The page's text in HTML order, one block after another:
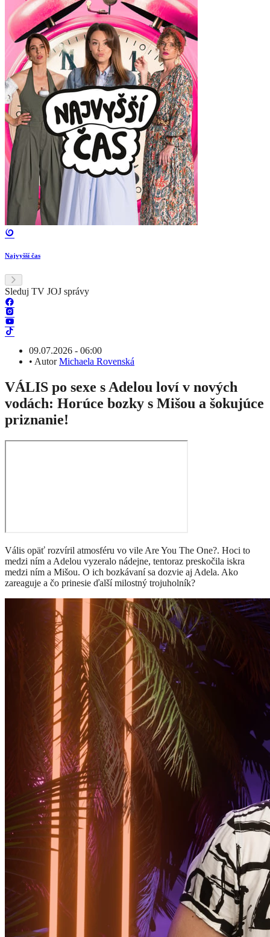
Najvyšší čas
Sleduj TV JOJ správy
09.07.2026 - 06:00
• AutorMichaela Rovenská
VÁLIS po sexe s Adelou loví v nových
vodách: Horúce bozky s Mišou a šokujúce
priznanie!
Vális opäť rozvíril atmosféru vo vile Are You The One?. Hoci to
medzi ním a Adelou vyzeralo nádejne, tentoraz preskočila iskra
medzi ním a Mišou. O ich bozkávaní sa dozvie aj Adela. Ako
zareaguje a čo prinesie ďalší milostný trojuholník?